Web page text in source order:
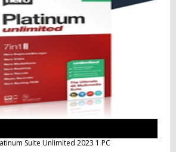
Suite Unlimited 2023 1 PC